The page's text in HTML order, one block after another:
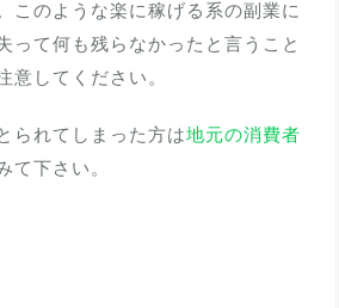
このような楽に稼げる系の副業に
って何も残らなかったと言うこと
意してください。
られてしまった方は地元の消費者
て下さい。